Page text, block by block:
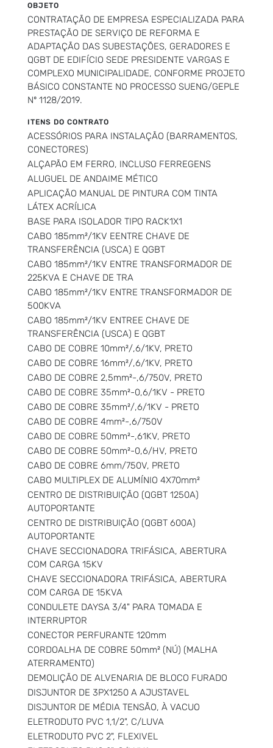
OBJETO
CONTRATAÇÃO DE EMPRESA ESPECIALIZADA PARA
PRESTAÇÃO DE SERVIÇO DE REFORMA E
ADAPTAÇÃO DAS SUBESTAÇÕES, GERADORES E
QGBT DE EDIFÍCIO SEDE PRESIDENTE VARGAS E
COMPLEXO MUNICIPALIDADE, CONFORME PROJETO
BÁSICO CONSTANTE NO PROCESSO SUENG/GEPLE
Nº 1128/2019.
ITENS DO CONTRATO
ACESSÓRIOS PARA INSTALAÇÃO (BARRAMENTOS,
CONECTORES)
ALÇAPÃO EM FERRO, INCLUSO FERREGENS
ALUGUEL DE ANDAIME MÉTICO
APLICAÇÃO MANUAL DE PINTURA COM TINTA
LÁTEX ACRÍLICA
BASE PARA ISOLADOR TIPO RACK1X1
CABO 185mm²/1KV EENTRE CHAVE DE
TRANSFERÊNCIA (USCA) E QGBT
CABO 185mm²/1KV ENTRE TRANSFORMADOR DE
225KVA E CHAVE DE TRA
CABO 185mm²/1KV ENTRE TRANSFORMADOR DE
500KVA
CABO 185mm²/1KV ENTREE CHAVE DE
TRANSFERÊNCIA (USCA) E QGBT
CABO DE COBRE 10mm²/,6/1KV, PRETO
CABO DE COBRE 16mm²/,6/1KV, PRETO
CABO DE COBRE 2,5mm²-,6/750V, PRETO
CABO DE COBRE 35mm²-0,6/1KV - PRETO
CABO DE COBRE 35mm²/,6/1KV - PRETO
CABO DE COBRE 4mm²-,6/750V
CABO DE COBRE 50mm²-,61KV, PRETO
CABO DE COBRE 50mm²-0,6/HV, PRETO
CABO DE COBRE 6mm/750V, PRETO
CABO MULTIPLEX DE ALUMÍNIO 4X70mm²
CENTRO DE DISTRIBUIÇÃO (QGBT 1250A)
AUTOPORTANTE
CENTRO DE DISTRIBUIÇÃO (QGBT 600A)
AUTOPORTANTE
CHAVE SECCIONADORA TRIFÁSICA, ABERTURA
COM CARGA 15KV
CHAVE SECCIONADORA TRIFÁSICA, ABERTURA
COM CARGA DE 15KVA
CONDULETE DAYSA 3/4" PARA TOMADA E
INTERRUPTOR
CONECTOR PERFURANTE 120mm
CORDOALHA DE COBRE 50mm² (NÚ) (MALHA
ATERRAMENTO)
DEMOLIÇÃO DE ALVENARIA DE BLOCO FURADO
DISJUNTOR DE 3PX1250 A AJUSTAVEL
DISJUNTOR DE MÉDIA TENSÃO, À VACUO
ELETRODUTO PVC 1,1/2", C/LUVA
ELETRODUTO PVC 2", FLEXIVEL